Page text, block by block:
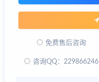
免费售后咨询
咨询QQ：229866246